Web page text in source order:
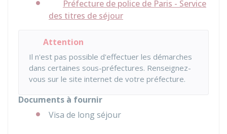
Préfecture de police de Paris - Service
des titres de séjour
Attention
Il n'est pas possible d'effectuer les démarches
dans certaines sous-préfectures. Renseignez-
vous sur le site internet de votre préfecture.
Documents à fournir
Visa de long séjour